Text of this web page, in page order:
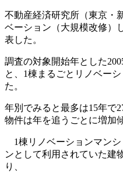
不動産経済研究所（東京・
ベーション（大規模改修）
表した。
調査の対象開始年とした
と、1棟まるごとリノベー
た。
年別でみると最多は15年で
物件は年を追うごとに増加
1棟リノベーションマンシ
ンとして利用されていた建
り、